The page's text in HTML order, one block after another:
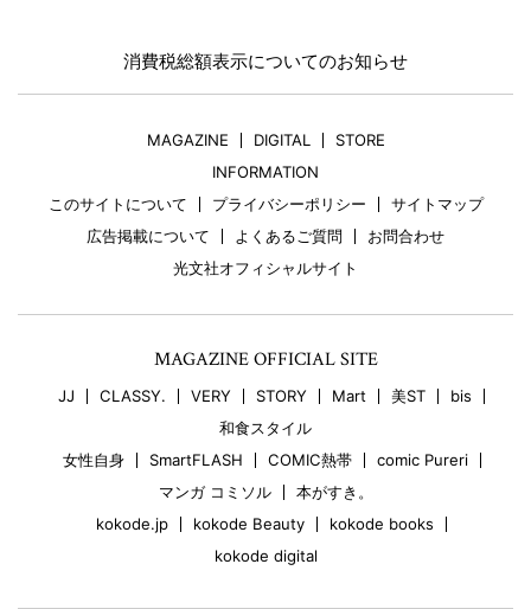
消費税総額表示についてのお知らせ
MAGAZINE DIGITAL
STORE
INFORMATION
このサイトについて
プライバシーポリシー
サイトマップ
広告掲載について
よくあるご質問
お問合わせ
光文社オフィシャルサイト
MAGAZINE OFFICIAL SITE
JJ CLASSY. VERY STORY Mart 美ST
bis
和食スタイル
女性自身
SmartFLASH COMIC熱帯
comic Pureri
マンガ コミソル
本がすき。
kokode.jp
kokode Beauty
kokode books
kokode digital